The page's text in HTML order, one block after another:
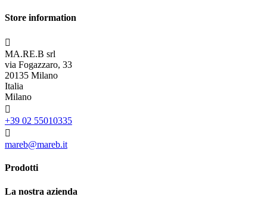
Store information

MA.RE.B srl
via Fogazzaro, 33
20135 Milano
Italia
Milano

+39 02 55010335

mareb@mareb.it
Prodotti
La nostra azienda